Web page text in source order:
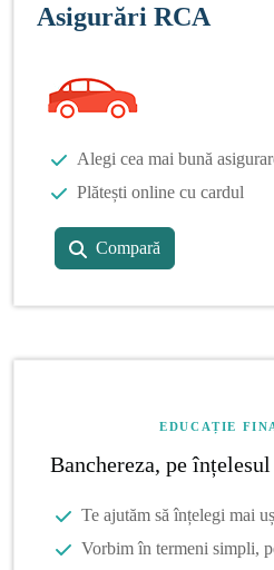
Asigurări RCA
Alegi cea mai bună
Plătești online cu cardul
Compară
EDUCAȚIE
Banchereza, pe
Te ajutăm să înțelegi mai
Vorbim în termeni simpli,